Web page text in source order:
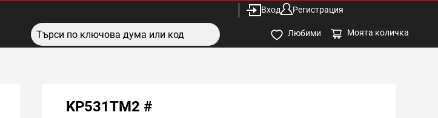
Вход Регистрация
Любими Моята количка
KP531ТМ2 #